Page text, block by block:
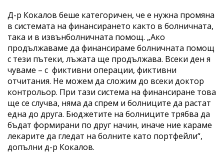
Д-р Кокалов беше категоричен, че е нужна промяна
в системата на финансирането както в болничната,
така и в извънболничната помощ. „Ако
продължаваме да финансираме болничната помощ
с тези пътеки, лъжата ще продължава. Всеки ден я
чуваме – с фиктивни операции, фиктивни
отчитания. Не можем да сложим до всеки доктор
контрольор. При тази система на финансиране това
ще се случва, няма да спрем и болниците да растат
една до друга. Бюджетите на болниците трябва да
бъдат формирани по друг начин, иначе ние караме
лекарите да гледат на болните като портфейли“,
допълни д-р Кокалов.